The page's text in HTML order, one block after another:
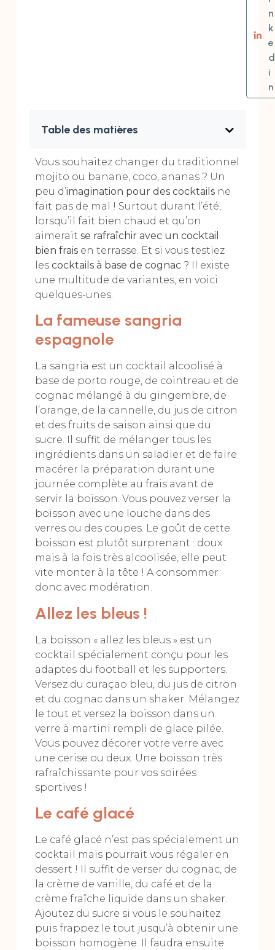
n
k
e
d
i
n
Table des matières
Vous souhaitez changer du traditionnel
mojito ou banane, coco, ananas ? Un
peu d’imagination pour des cocktailsne
fait pas de mal ! Surtout durant l’été,
lorsqu’il fait bien chaud et qu’on
aimerait se rafraîchir avec un cocktail
bien fraisen terrasse. Et si vous testiez
les cocktails à base de cognac? Il existe
une multitude de variantes, en voici
quelques-unes.
La fameuse sangria
espagnole
La sangria est un cocktail alcoolisé à
base de porto rouge, de cointreau et de
cognac mélangé à du gingembre, de
l’orange, de la cannelle, du jus de citron
et des fruits de saison ainsi que du
sucre. Il suffit de mélanger tous les
ingrédients dans un saladier et de faire
macérer la préparation durant une
journée complète au frais avant de
servir la boisson. Vous pouvez verser la
boisson avec une louche dans des
verres ou des coupes. Le goût de cette
boisson est plutôt surprenant : doux
mais à la fois très alcoolisée, elle peut
vite monter à la tête ! A consommer
donc avec modération.
Allez les bleus !
La boisson « allez les bleus » est un
cocktail spécialement conçu pour les
adaptes du football et les supporters.
Versez du curaçao bleu, du jus de citron
et du cognac dans un shaker. Mélangez
le tout et versez la boisson dans un
verre à martini rempli de glace pilée.
Vous pouvez décorer votre verre avec
une cerise ou deux. Une boisson très
rafraîchissante pour vos soirées
sportives !
Le café glacé
Le café glacé n’est pas spécialement un
cocktail mais pourrait vous régaler en
dessert ! Il suffit de verser du cognac, de
la crème de vanille, du café et de la
crème fraîche liquide dans un shaker.
Ajoutez du sucre si vous le souhaitez
puis frappez le tout jusqu’à obtenir une
boisson homogène. Il faudra ensuite